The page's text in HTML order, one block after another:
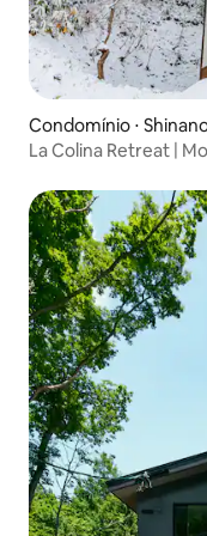
Condomínio ⋅
La Colina Retreat |